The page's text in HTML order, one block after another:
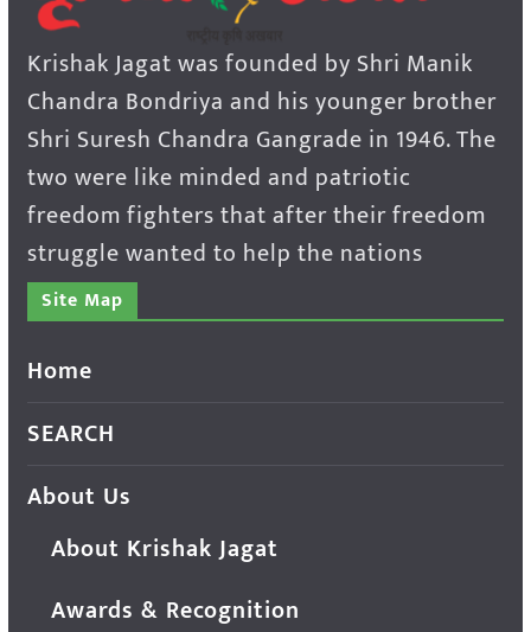
Krishak Jagat was founded by Shri Manik
Chandra Bondriya and his younger brother
Shri Suresh Chandra Gangrade in 1946. The
two were like minded and patriotic
freedom fighters that after their freedom
struggle wanted to help the nations
Site Map
Home
SEARCH
About Us
About Krishak Jagat
Awards & Recognition